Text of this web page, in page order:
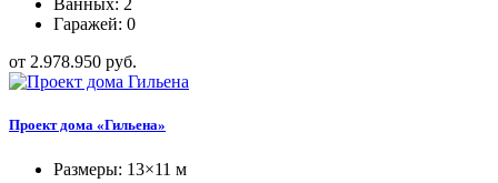
Ванных: 2
Гаражей: 0
от 2.978.950 руб.
Проект дома «Гильена»
Размеры: 13×11 м